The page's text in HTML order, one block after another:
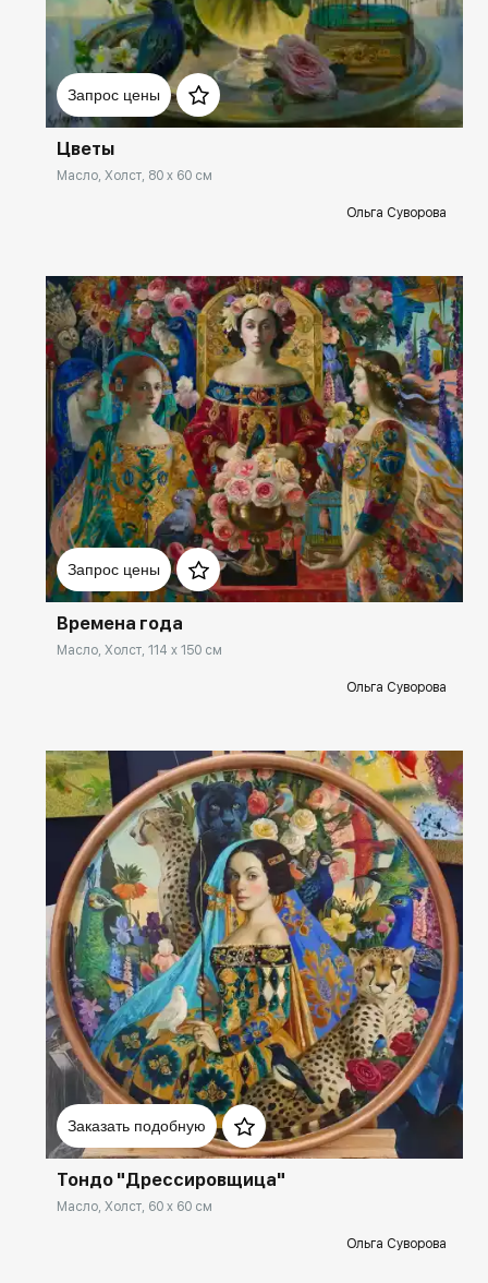
Запрос цены
Домен: spb.rakovgallery.ru
Цветы
Масло, Холст, 80 x 60 см
Ольга Суворова
Запрос цены
Домен: spb.rakovgallery.ru
Времена года
Масло, Холст, 114 x 150 см
Ольга Суворова
Заказать подобную
Домен: spb.rakovgallery.ru
Тондо "Дрессировщица"
Масло, Холст, 60 x 60 см
Ольга Суворова